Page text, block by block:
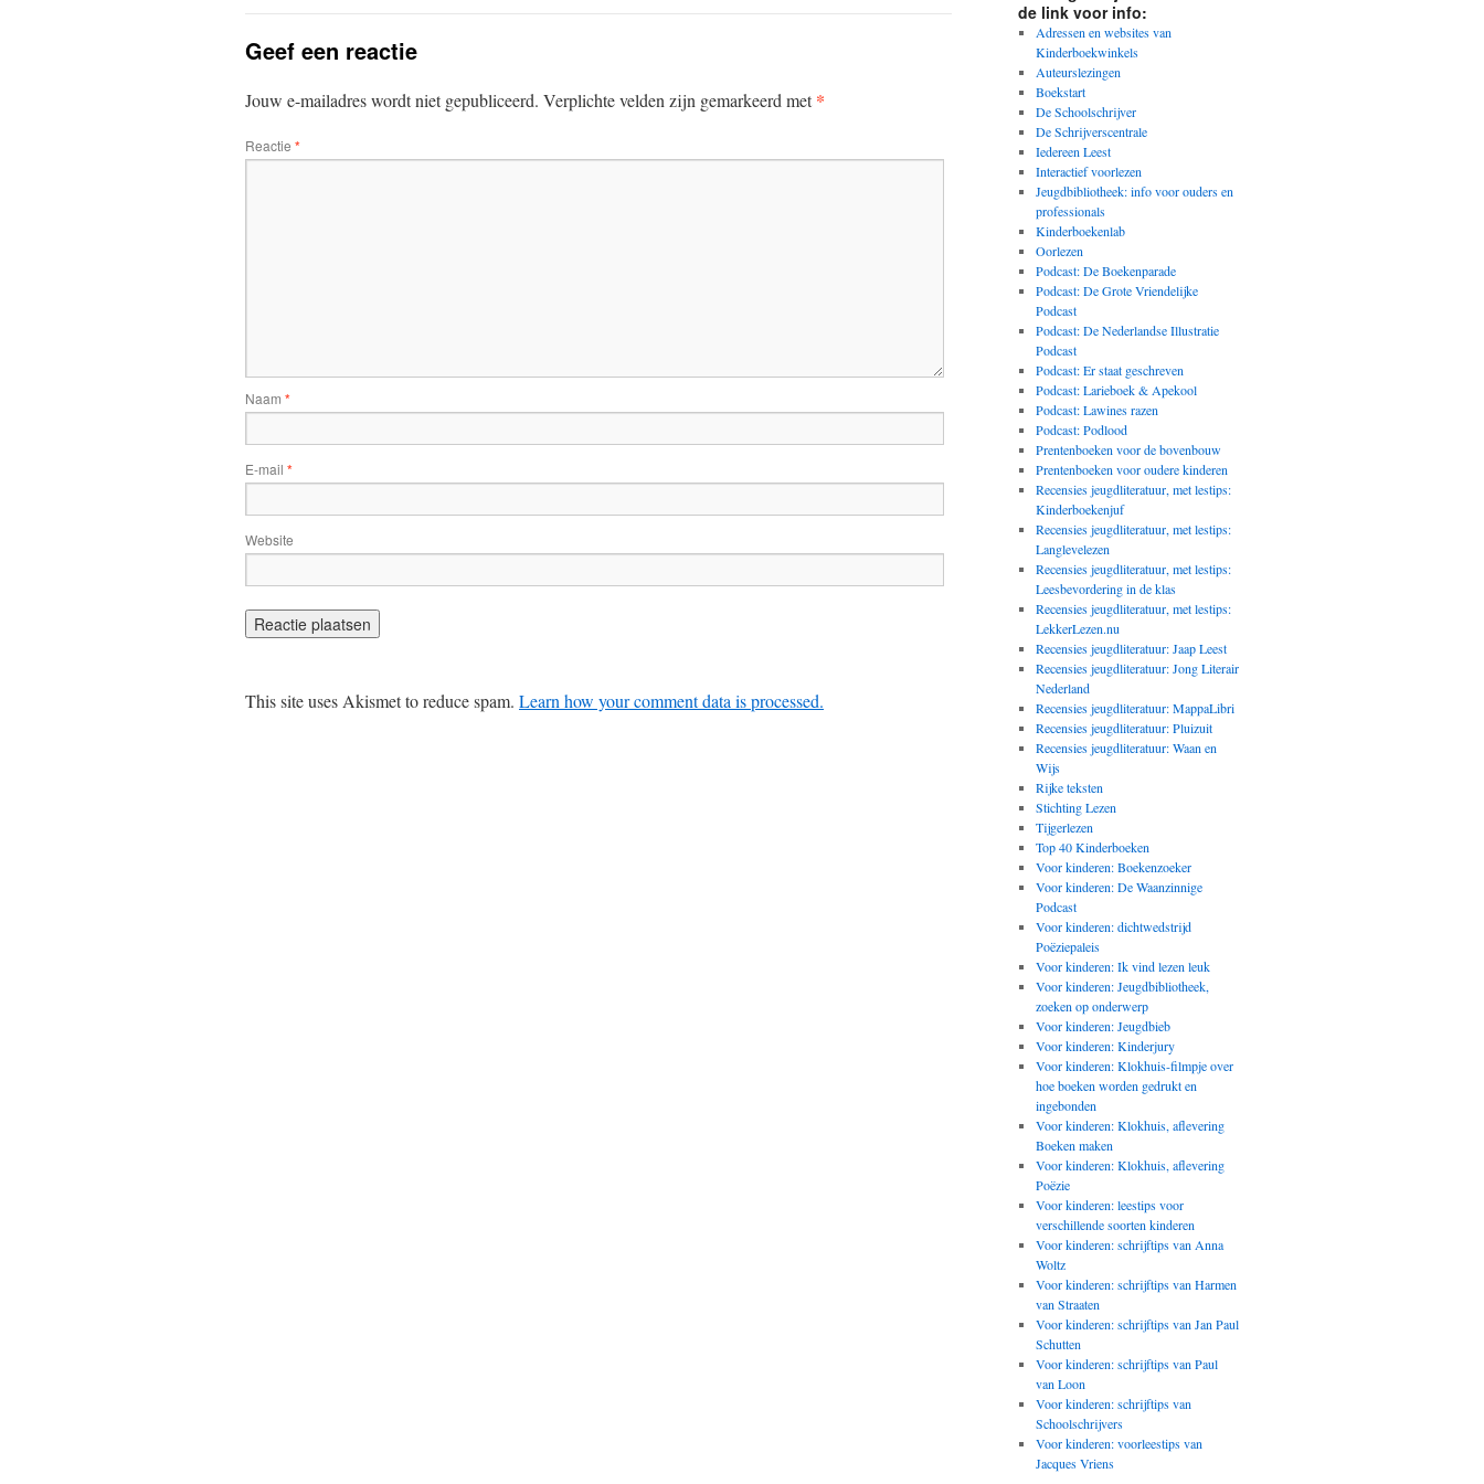
Geef een reactie
Jouw e-mailadres wordt niet gepubliceerd. Verplichte velden zijn gemarkeerd met*
Reactie *
Naam *
E-mail *
Website
This site uses Akismet to reduce spam. Learn how your comment data is processed.
de link voor info:
Adressen en websites van
Kinderboekwinkels
Auteurslezingen
Boekstart
De Schoolschrijver
De Schrijverscentrale
Iedereen Leest
Interactief voorlezen
Jeugdbibliotheek: info voor ouders en
professionals
Kinderboekenlab
Oorlezen
Podcast: De Boekenparade
Podcast: De Grote Vriendelijke
Podcast
Podcast: De Nederlandse Illustratie
Podcast
Podcast: Er staat geschreven
Podcast: Larieboek & Apekool
Podcast: Lawines razen
Podcast: Podlood
Prentenboeken voor de bovenbouw
Prentenboeken voor oudere kinderen
Recensies jeugdliteratuur, met lestips:
Kinderboekenjuf
Recensies jeugdliteratuur, met lestips:
Langlevelezen
Recensies jeugdliteratuur, met lestips:
Leesbevordering in de klas
Recensies jeugdliteratuur, met lestips:
LekkerLezen.nu
Recensies jeugdliteratuur: Jaap Leest
Recensies jeugdliteratuur: Jong Literair
Nederland
Recensies jeugdliteratuur: MappaLibri
Recensies jeugdliteratuur: Pluizuit
Recensies jeugdliteratuur: Waan en
Wijs
Rijke teksten
Stichting Lezen
Tijgerlezen
Top 40 Kinderboeken
Voor kinderen: Boekenzoeker
Voor kinderen: De Waanzinnige
Podcast
Voor kinderen: dichtwedstrijd
Poëziepaleis
Voor kinderen: Ik vind lezen leuk
Voor kinderen: Jeugdbibliotheek,
zoeken op onderwerp
Voor kinderen: Jeugdbieb
Voor kinderen: Kinderjury
Voor kinderen: Klokhuis-filmpje over
hoe boeken worden gedrukt en
ingebonden
Voor kinderen: Klokhuis, aflevering
Boeken maken
Voor kinderen: Klokhuis, aflevering
Poëzie
Voor kinderen: leestips voor
verschillende soorten kinderen
Voor kinderen: schrijftips van Anna
Woltz
Voor kinderen: schrijftips van Harmen
van Straaten
Voor kinderen: schrijftips van Jan Paul
Schutten
Voor kinderen: schrijftips van Paul
van Loon
Voor kinderen: schrijftips van
Schoolschrijvers
Voor kinderen: voorleestips van
Jacques Vriens